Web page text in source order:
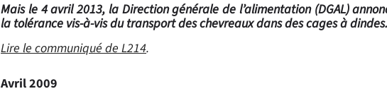
Mais le 4 avril 2013, la Direction générale de l’alimentation (DGAL)
la tolérance vis-à-vis du transport des chevreaux dans des cages à dindes.
Lire le communiqué de L214.
Avril 2009